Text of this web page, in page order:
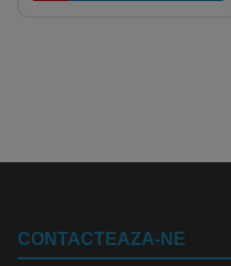
CONTACTEAZA-NE